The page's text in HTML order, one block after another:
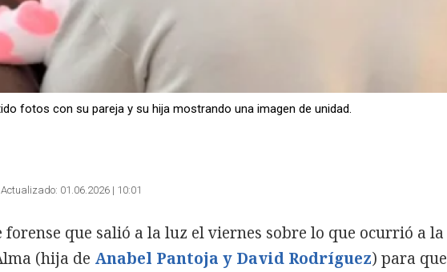
fotos con su pareja y su hija mostrando una imagen de unidad.
Actualizado: 01.06.2026 | 10:01
que salió a la luz el viernes sobre lo que ocurrió a la
(hija de Anabel Pantoja y David Rodríguez) para que